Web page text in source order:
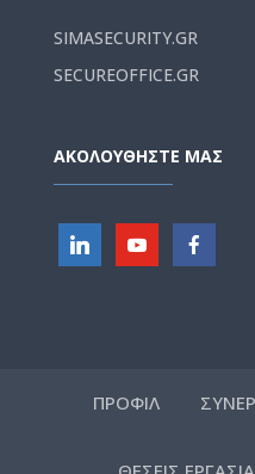
SIMASECURITY.GR
SECUREOFFICE.GR
ΑΚΟΛΟΥΘΗΣΤΕ ΜΑΣ
ΠΡΟΦΙΛ